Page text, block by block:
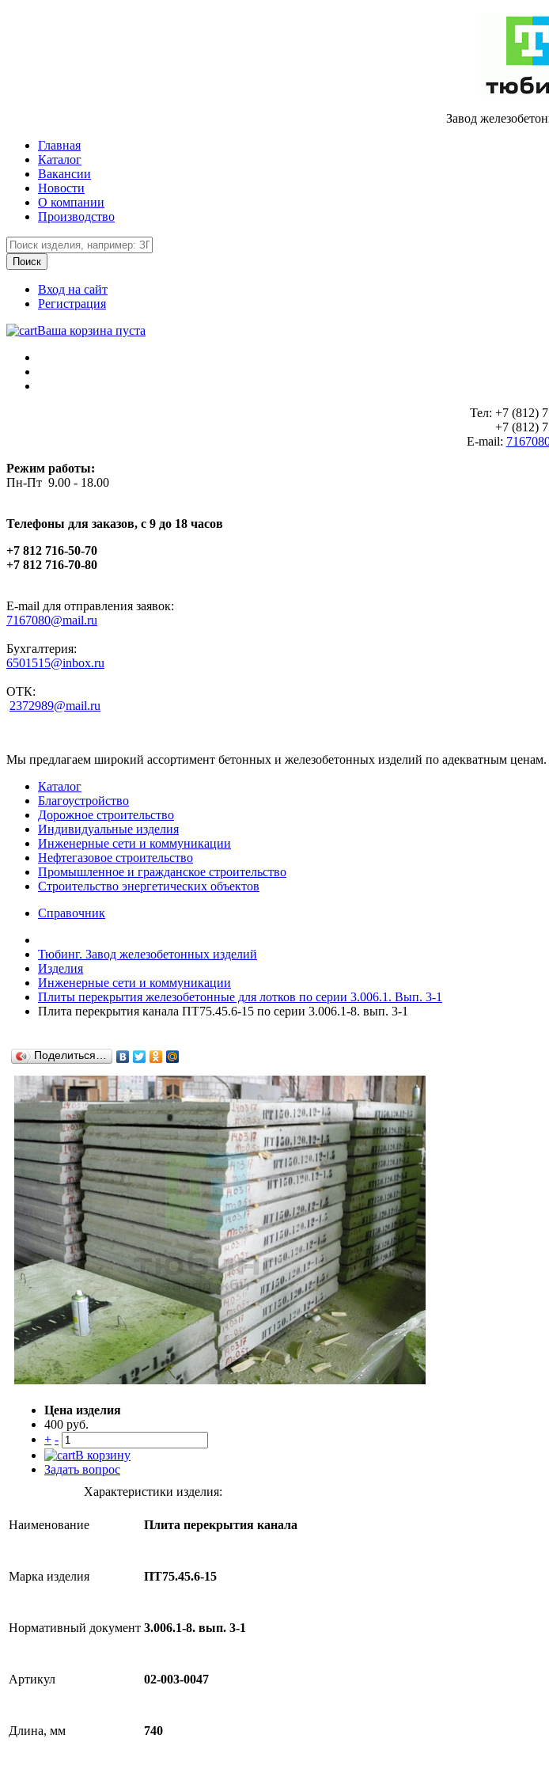
Завод
Главная
Каталог
Вакансии
Новости
О компании
Производство
Вход на сайт
Регистрация
Ваша корзина пуста
Тел: +7 (812)
+7 (812)
E-mail:
Режим работы:
Пн-Пт 9.00 - 18.00
Телефоны для заказов, c 9 до 18 часов
+7 812 716-50-70
+7 812 716-70-80
E-mail для отправления заявок:
7167080@mail.ru
Бухгалтерия:
6501515@inbox.ru
ОТК:
2372989@mail.ru
Мы предлагаем широкий ассортимент бетонных и железобетонных изделий по адекватным
Каталог
Благоустройство
Дорожное строительство
Индивидуальные изделия
Инженерные сети и коммуникации
Нефтегазовое строительство
Промышленное и гражданское строительство
Строительство энергетических объектов
Справочник
Тюбинг. Завод железобетонных изделий
Изделия
Инженерные сети и коммуникации
Плиты перекрытия железобетонные для лотков по серии 3.006.1. Вып. 3-1
Плита перекрытия канала ПТ75.45.6-15 по серии 3.006.1-8. вып. 3-1
Поделиться…
Цена изделия
400 руб.
+ -
В корзину
Задать вопрос
Характеристики изделия:
Наименование Плита перекрытия канала
Марка изделия ПТ75.45.6-15
Нормативный документ 3.006.1-8. вып. 3-1
Артикул 02-003-0047
Длина, мм 740